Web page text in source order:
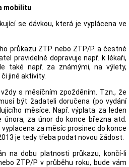
mobilitu
se dávkou, která je vyplácena ve
průkazu ZTP nebo ZTP/P a čestné
pravidelně dopravuje např. k lékaři,
také např. za známými, na výlety,
jiné aktivity.
s měsíčním zpožděním. Tzn., že
být žadateli doručena (po vydání
měsíce. Např. výplata za leden
za únor do konce března atd.
za měsíc prosinec do konce
je tedy třeba podat novou žádost.
na dobu platnosti průkazu, končí-li
ZTP/P v průběhu roku, bude vám